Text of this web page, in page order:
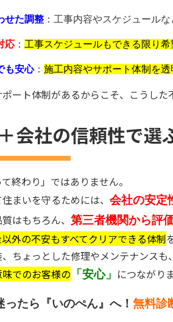
せた調整 ：工事内容やスケジュールな
応 ： 工事スケジュールもできる限り
も安心： 施工内容やサポート体制を透
ート体制があるからこそ、こうした
会社の信頼性で選
終わり」ではありません。
まいを守るためには、 会社の安定
はもちろん、 第三者機関から評
外の不安もすべてクリアできる体制
ちょっとした修理やメンテナンスも
でのお客様の 「安心」 につながり
ったら『いのぺん』へ！ 無料診